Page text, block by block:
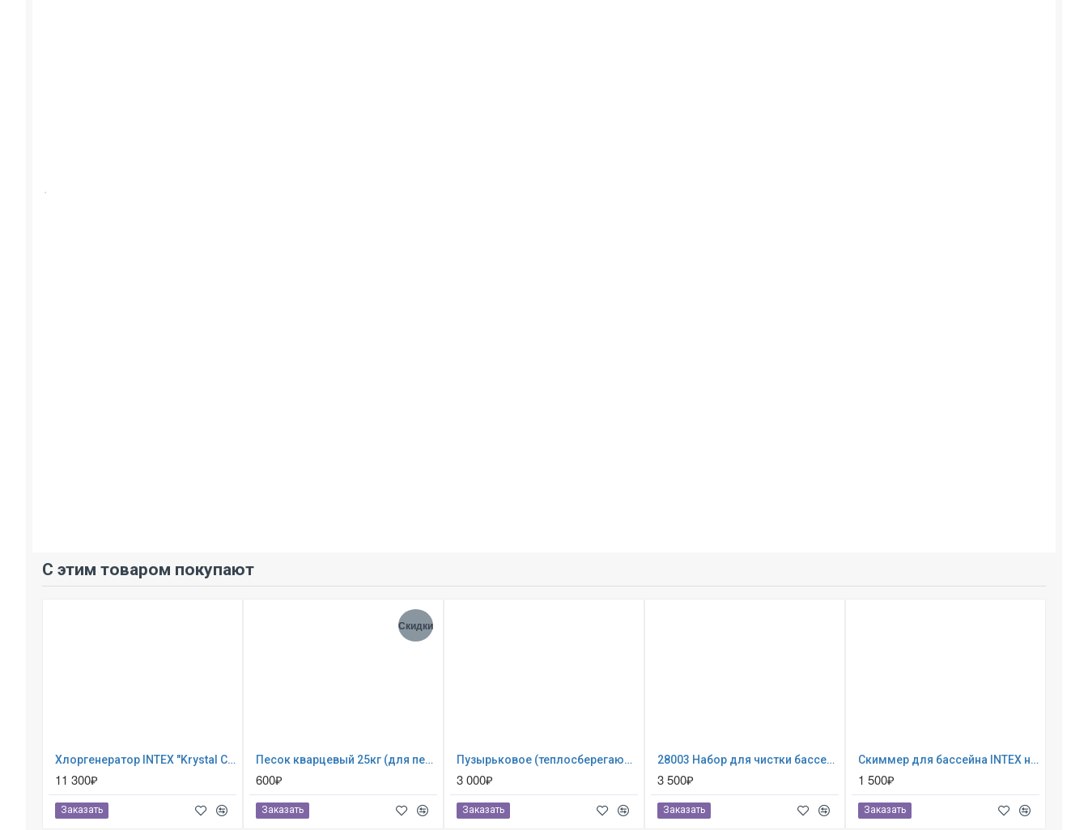
С этим товаром покупают
Хлоргенератор INTEX "Krystal Clear saltwater system" ; артикул 26668
11 300₽
Заказать
Скидки
Песок кварцевый 25кг (для песочных фильтр-насосов) 0024
600₽
Заказать
Пузырьковое (теплосберегающее) покрывало INTEX для бассейна 5.49 х 2.74 м ; артикул 28016
3 000₽
Заказать
28003 Набор для чистки бассейна от 549 см (ручка 279 см, сачок, пылесос, щетка, шланг)
3 500₽
Заказать
Скиммер для бассейна INTEX навесной ; артикул 28000
1 500₽
Заказать